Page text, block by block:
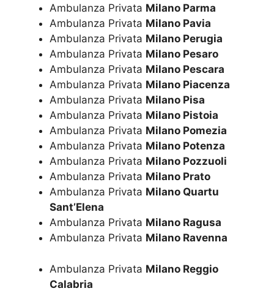
Ambulanza Privata Milano Parma
Ambulanza Privata Milano Pavia
Ambulanza Privata Milano Perugia
Ambulanza Privata Milano Pesaro
Ambulanza Privata Milano Pescara
Ambulanza Privata Milano Piacenza
Ambulanza Privata Milano Pisa
Ambulanza Privata Milano Pistoia
Ambulanza Privata Milano Pomezia
Ambulanza Privata Milano Potenza
Ambulanza Privata Milano Pozzuoli
Ambulanza Privata Milano Prato
Ambulanza Privata Milano Quartu
Sant’Elena
Ambulanza Privata Milano Ragusa
Ambulanza Privata Milano Ravenna
Ambulanza Privata Milano Reggio
Calabria